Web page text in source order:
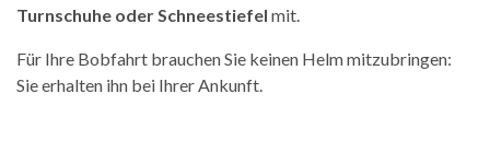
Turnschuhe oder Schneestiefel mit.
Für Ihre Bobfahrt brauchen Sie keinen Helm mitzubringen:
Sie erhalten ihn bei Ihrer Ankunft.